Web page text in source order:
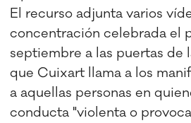
El recurso adjunta varios
concentración celebrada el
septiembre a las puertas de
que Cuixart llama a los
a aquellas personas en
conducta "violenta o